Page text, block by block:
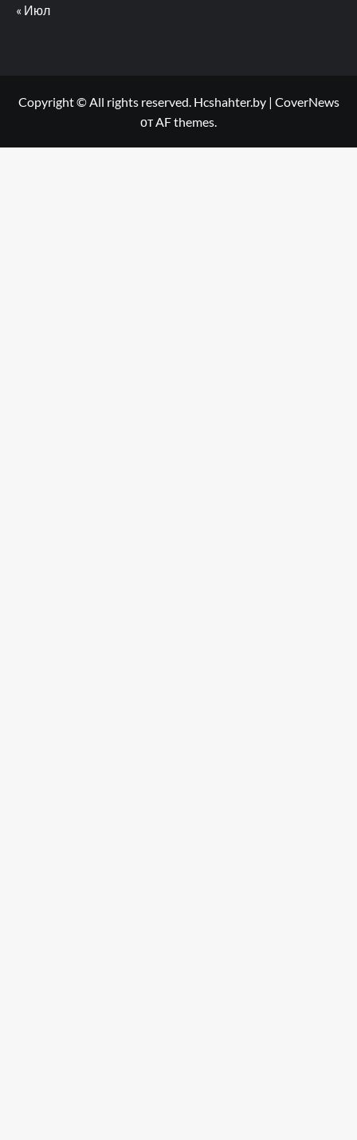
« Июл
Copyright © All rights reserved. Hcshahter.by | CoverNews
от AF themes.